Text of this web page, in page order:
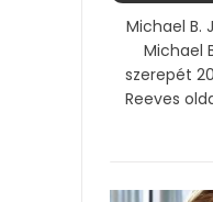
Michael B.
Michael
szerepét
Reeves